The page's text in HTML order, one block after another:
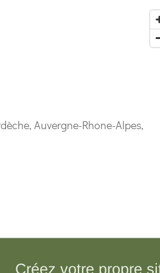
Auvergne-Rhone-Alpes,
Créez votre propre